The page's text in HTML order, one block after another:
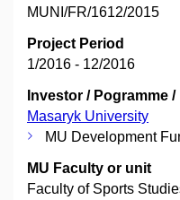
MUNI/FR/1612/2015
Project Period
1/2016 - 12/2016
Investor / Pogramme
Masaryk University
MU Development
MU Faculty or unit
Faculty of Sports